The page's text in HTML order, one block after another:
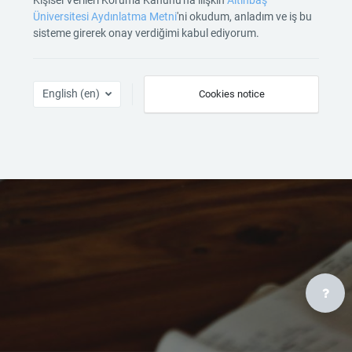
Üniversitesi Aydınlatma Metni'ni okudum, anladım ve iş bu
sisteme girerek onay verdiğimi kabul ediyorum.
English ‎(en)‎ Cookies notice